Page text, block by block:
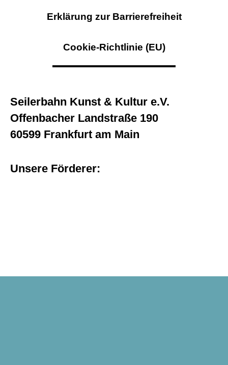
Erklärung zur Barrierefreiheit
Cookie-Richtlinie (EU)
Seilerbahn Kunst & Kultur e.V.
Offenbacher Landstraße 190
60599 Frankfurt am Main
Unsere Förderer: